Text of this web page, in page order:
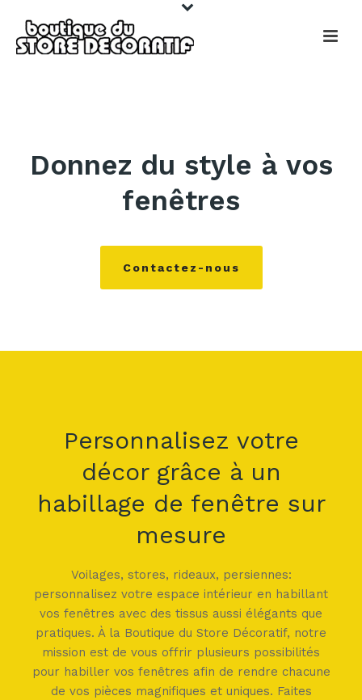
Donnez du style à vos
fenêtres
Contactez-nous
Personnalisez votre
décor grâce à un
habillage de fenêtre sur
mesure
Voilages, stores, rideaux, persiennes:
personnalisez votre espace intérieur en habillant
vos fenêtres avec des tissus aussi élégants que
pratiques. À la Boutique du Store Décoratif, notre
mission est de vous offrir plusieurs possibilités
pour habiller vos fenêtres afin de rendre chacune
de vos pièces magnifiques et uniques. Faites